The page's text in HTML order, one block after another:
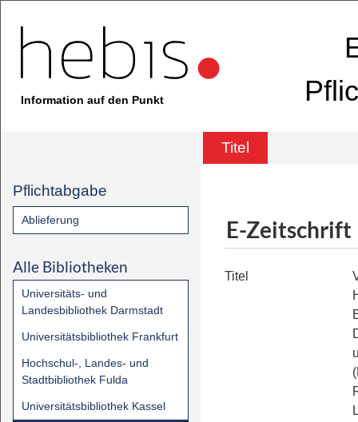
Information auf den Punkt
Titel
Pflichtabgabe
Ablieferung
Alle Bibliotheken
Universitäts- und
Landesbibliothek Darmstadt
Universitätsbibliothek Frankfurt
Hochschul-, Landes- und
Stadtbibliothek Fulda
Universitätsbibliothek Kassel
E-Zeitschrift
Titel